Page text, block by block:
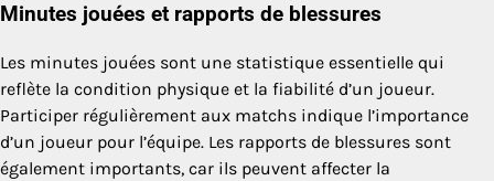
Minutes jouées et rapports de blessures
Les minutes jouées sont une statistique essentielle qui
reflète la condition physique et la fiabilité d’un joueur.
Participer régulièrement aux matchs indique l’importance
d’un joueur pour l’équipe. Les rapports de blessures sont
également importants, car ils peuvent affecter la